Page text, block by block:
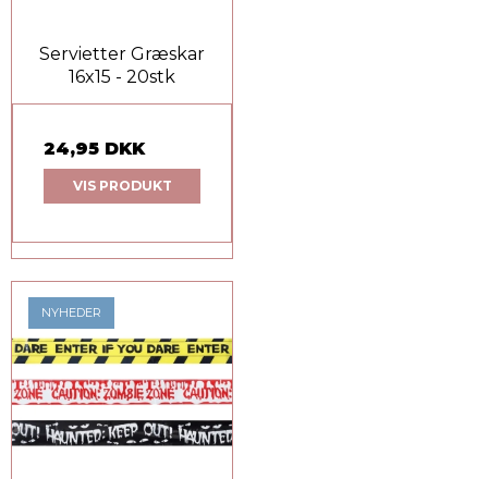
Servietter Græskar
16x15 - 20stk
24,95 DKK
VIS PRODUKT
NYHEDER